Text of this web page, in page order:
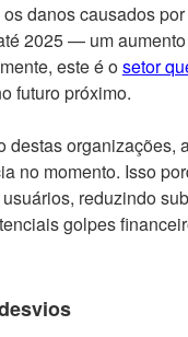
danos causados
2025 — um
este é osetor
futuro próximo.
organizações,
no momento. Isso
reduzindo
golpes